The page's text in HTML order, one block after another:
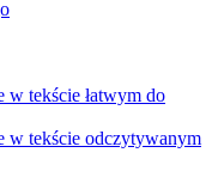
w tekście łatwym do
w tekście odczytywanym